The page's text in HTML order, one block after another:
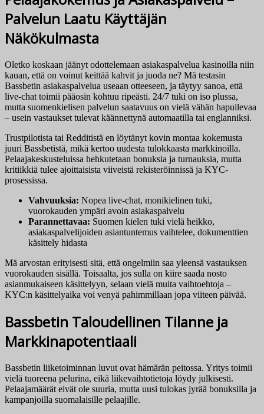
Palvelun Laatu Käyttäjän
Näkökulmasta
Oletko koskaan jäänyt odottelemaan asiakaspalvelua kasinoilla niin
kauan, että on voinut keittää kahvit ja juoda ne? Mä testasin
Bassbetin asiakaspalvelua useaan otteeseen, ja täytyy sanoa, että
live-chat toimii pääosin kohtuu ripeästi. 24/7 tuki on iso plussa,
mutta suomenkielisen palvelun saatavuus on vielä vähän hapuilevaa
– usein vastaukset tulevat käännettynä automaatilla tai englanniksi.
Trustpilotista tai Redditistä en löytänyt kovin montaa kokemusta
juuri Bassbetistä, mikä kertoo uudesta tulokkaasta markkinoilla.
Pelaajakeskusteluissa hehkutetaan bonuksia ja turnauksia, mutta
kritiikkiä tulee ajoittaisista viiveistä rekisteröinnissä ja KYC-
prosessissa.
Vahvuuksia: Nopea live-chat, monikielinen tuki,
vuorokauden ympäri avoin asiakaspalvelu
Parannettavaa: Suomen kielen tuki vielä heikko,
asiakaspalvelijoiden asiantuntemus vaihtelee, dokumenttien
käsittely hidasta
Mä arvostan erityisesti sitä, että ongelmiin saa yleensä vastauksen
vuorokauden sisällä. Toisaalta, jos sulla on kiire saada nosto
asianmukaiseen käsittelyyn, selaan vielä muita vaihtoehtoja –
KYC:n käsittelyaika voi venyä pahimmillaan jopa viiteen päivää.
Bassbetin Taloudellinen Tilanne ja
Markkinapotentiaali
Bassbetin liiketoiminnan luvut ovat hämärän peitossa. Yritys toimii
vielä tuoreena pelurina, eikä liikevaihtotietoja löydy julkisesti.
Pelaajamäärät eivät ole suuria, mutta uusi tulokas jyrää bonuksilla ja
kampanjoilla suomalaisille pelaajille.